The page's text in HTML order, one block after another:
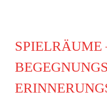
SPIELRÄUME